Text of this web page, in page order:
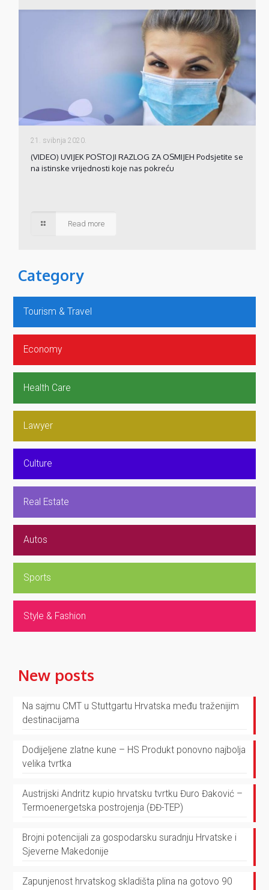
21. svibnja 2020.
(VIDEO) UVIJEK POSTOJI RAZLOG ZA OSMIJEH Podsjetite se
na istinske vrijednosti koje nas pokreću
Read more
Category
Tourism & Travel
Economy
Health Care
Lawyer
Culture
Real Estate
Autos
Sports
Style & Fashion
New posts
Na sajmu CMT u Stuttgartu Hrvatska među traženijim
destinacijama
Dodijeljene zlatne kune – HS Produkt ponovno najbolja
velika tvrtka
Austrijski Andritz kupio hrvatsku tvrtku Đuro Đaković –
Termoenergetska postrojenja (ĐĐ-TEP)
Brojni potencijali za gospodarsku suradnju Hrvatske i
Sjeverne Makedonije
Zapunjenost hrvatskog skladišta plina na gotovo 90